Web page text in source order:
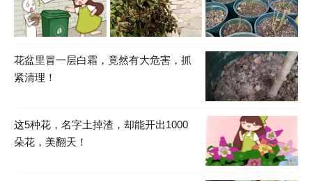
花盆里冒一层白霜，竟然有大危害，抓
紧清理！
这5种花，名字土掉渣，却能开出1000
朵花，美翻天！